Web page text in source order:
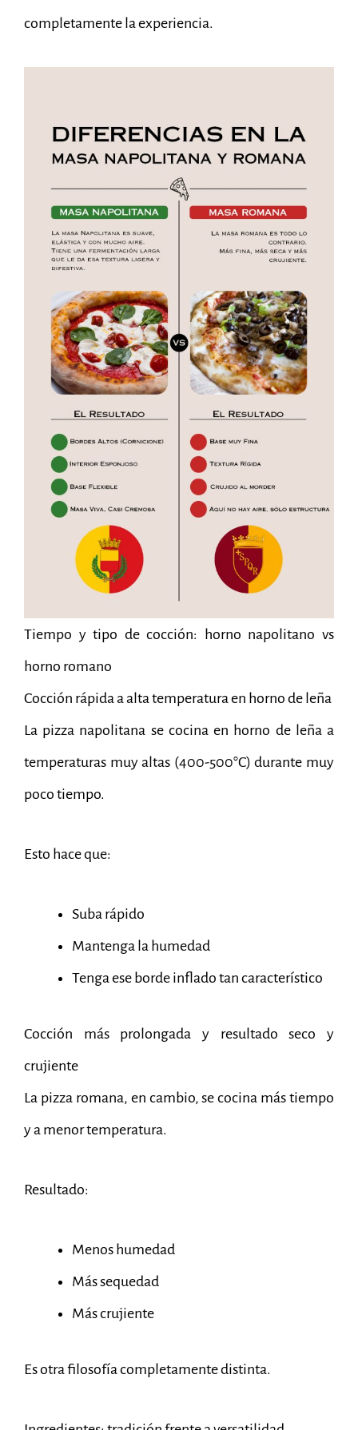
completamente la experiencia.
Tiempo y tipo de cocción: horno napolitano vs
horno romano
Cocción rápida a alta temperatura en horno de leña
La pizza napolitana se cocina en horno de leña a
temperaturas muy altas (400-500°C) durante muy
poco tiempo.
Esto hace que:
Suba rápido
Mantenga la humedad
Tenga ese borde inflado tan característico
Cocción más prolongada y resultado seco y
crujiente
La pizza romana, en cambio, se cocina más tiempo
y a menor temperatura.
Resultado:
Menos humedad
Más sequedad
Más crujiente
Es otra filosofía completamente distinta.